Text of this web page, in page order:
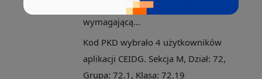
profesjonalną, naukową i techniczną
wymagającą...
Kod PKD wybrało 4 użytkowników
aplikacji CEIDG. Sekcja M, Dział: 72,
Grupa: 72.1, Klasa: 72.19